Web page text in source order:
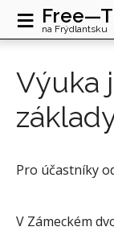
≡ na Frýdlantsku
Výuka
Pro účastníky
V Zámeckém